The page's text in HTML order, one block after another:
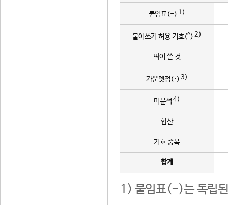
붙임표(-) 1)
붙여쓰기 허용 기호(^) 2)
띄어 쓴 것
가운뎃점(·) 3)
미분석 4)
합산
기호 중복
합계
1) 붙임표(-)는 독립된